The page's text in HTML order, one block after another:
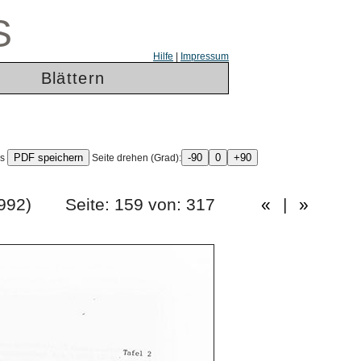
Hilfe Impressum
Blättern
Seite drehen (Grad):
1992) Seite: 159 von: 317 « | »